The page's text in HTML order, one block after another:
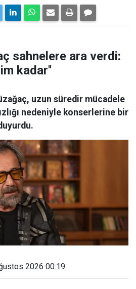
sahnelere ara verdi:
kadar''
uzun süredir mücadele
nedeniyle konserlerine bir
2026 00:19